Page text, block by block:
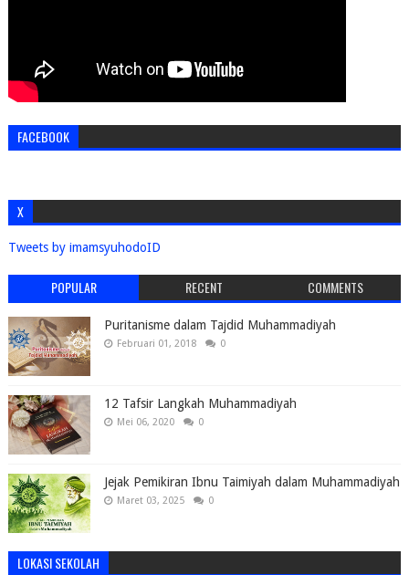
FACEBOOK
X
Tweets by imamsyuhodoID
POPULAR RECENT COMMENTS
Puritanisme dalam Tajdid Muhammadiyah
Februari 01, 2018 0
12 Tafsir Langkah Muhammadiyah
Mei 06, 2020 0
Jejak Pemikiran Ibnu Taimiyah dalam Muhammadiyah
Maret 03, 2025 0
LOKASI SEKOLAH